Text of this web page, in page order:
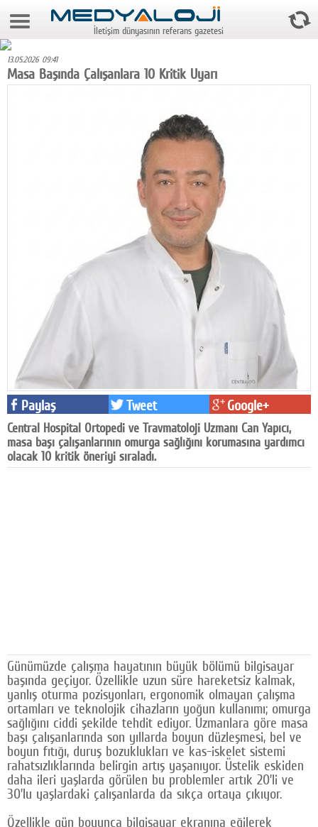
9 Ağustos 2026 10:03:47
Foto Galeri
Dünya
Pr
Karikatür
Youtube
Polemik
Google Plus
© 2026 TÜM HAKLARI SAKLIDIR
İletişim dünyasının referans gazetesi
13.05.2026 09:41
Masa Başında Çalışanlara 10 Kritik Uyarı
Paylaş Tweet Google+
Central Hospital Ortopedi ve Travmatoloji Uzmanı Can Yapıcı,
masa başı çalışanlarının omurga sağlığını korumasına yardımcı
olacak 10 kritik öneriyi sıraladı.
Günümüzde çalışma hayatının büyük bölümü bilgisayar
başında geçiyor. Özellikle uzun süre hareketsiz kalmak,
yanlış oturma pozisyonları, ergonomik olmayan çalışma
ortamları ve teknolojik cihazların yoğun kullanımı; omurga
sağlığını ciddi şekilde tehdit ediyor. Uzmanlara göre masa
başı çalışanlarında son yıllarda boyun düzleşmesi, bel ve
boyun fıtığı, duruş bozuklukları ve kas-iskelet sistemi
rahatsızlıklarında belirgin artış yaşanıyor. Üstelik eskiden
daha ileri yaşlarda görülen bu problemler artık 20’li ve
30’lu yaşlardaki çalışanlarda da sıkça ortaya çıkıyor.
Özellikle gün boyunca bilgisayar ekranına eğilerek